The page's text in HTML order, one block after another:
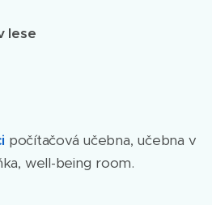
lese
počítačová učebna, učebna v
well-being room.